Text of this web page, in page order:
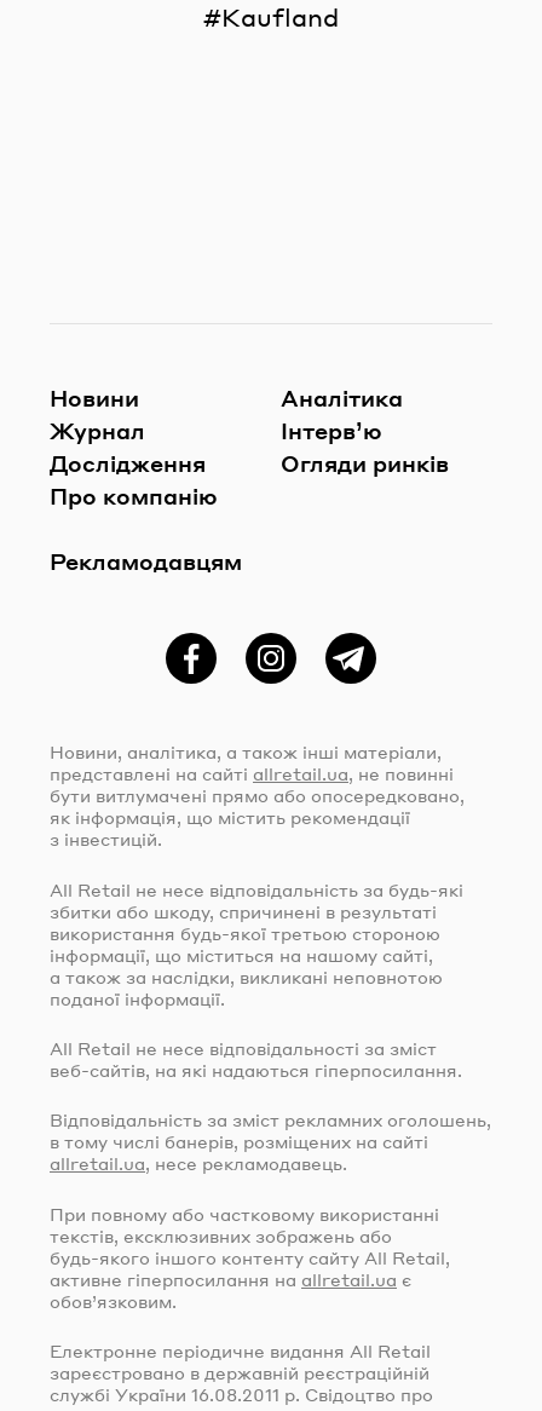
Kaufland
Новини
Журнал
Дослідження
Про компанію
Рекламодавцям
Аналітика
Інтерв’ю
Огляди ринків
ФейсбукInstagramTelegram
Новини, аналітика, а також інші матеріали,
представлені на сайті allretail.ua, не повинні
бути витлумачені прямо або опосередковано,
як інформація, що містить рекомендації
з інвестицій.
All Retail не несе відповідальність за будь-які
збитки або шкоду, спричинені в результаті
використання будь-якої третьою стороною
інформації, що міститься на нашому сайті,
а також за наслідки, викликані неповнотою
поданої інформації.
All Retail не несе відповідальності за зміст
веб-сайтів, на які надаються гіперпосилання.
Відповідальність за зміст рекламних оголошень,
в тому числі банерів, розміщених на сайті
allretail.ua, несе рекламодавець.
При повному або частковому використанні
текстів, ексклюзивних зображень або
будь-якого іншого контенту сайту All Retail,
активне гіперпосилання на allretail.ua є
обов’язковим.
Електронне періодичне видання All Retail
зареєстровано в державній реєстраційній
службі України 16.08.2011 р. Свідоцтво про